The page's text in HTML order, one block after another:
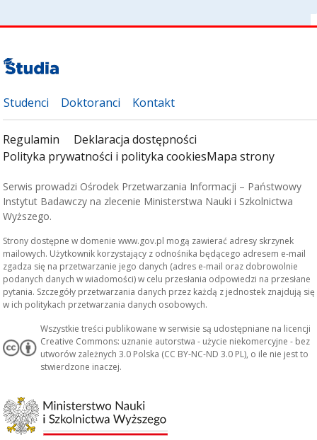
Studenci Doktoranci Kontakt
Regulamin
Deklaracja dostępności
Polityka prywatności i polityka cookiesMapa strony
Serwis prowadzi Ośrodek Przetwarzania Informacji – Państwowy
Instytut Badawczy na zlecenie Ministerstwa Nauki i Szkolnictwa
Wyższego.
Strony dostępne w domenie www.gov.pl mogą zawierać adresy skrzynek
mailowych. Użytkownik korzystający z odnośnika będącego adresem e-mail
zgadza się na przetwarzanie jego danych (adres e-mail oraz dobrowolnie
podanych danych w wiadomości) w celu przesłania odpowiedzi na przesłane
pytania. Szczegóły przetwarzania danych przez każdą z jednostek znajdują się
w ich politykach przetwarzania danych osobowych.
Wszystkie treści publikowane w serwisie są udostępniane na licencji
Creative Commons: uznanie autorstwa - użycie niekomercyjne - bez
utworów zależnych 3.0 Polska (CC BY-NC-ND 3.0 PL), o ile nie jest to
stwierdzone inaczej.